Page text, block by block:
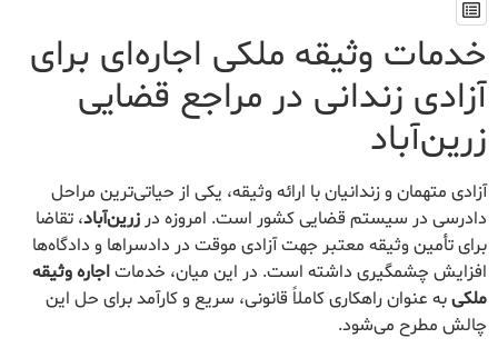
خدمات وثیقه ملکی اجاره‌ای برای
آزادی زندانی در مراجع قضایی
زرین‌آباد
آزادی متهمان و زندانیان با ارائه وثیقه، یکی از حیاتی‌ترین مراحل
دادرسی در سیستم قضایی کشور است. امروزه در زرین‌آباد، تقاضا
برای تأمین وثیقه معتبر جهت آزادی موقت در دادسراها و دادگاه‌ها
افزایش چشمگیری داشته است. در این میان، خدماتاجاره وثیقه
ملکیبه عنوان راهکاری کاملاً قانونی، سریع و کارآمد برای حل این
چالش مطرح می‌شود.